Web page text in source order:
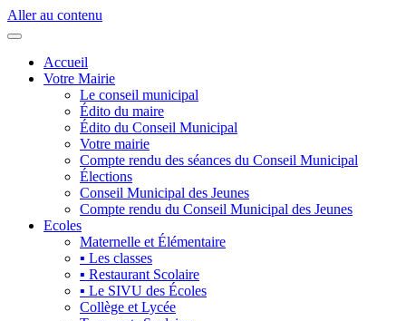
Aller au contenu
Accueil
Votre Mairie
Le conseil municipal
Édito du maire
Édito du Conseil Municipal
Votre mairie
Compte rendu des séances du Conseil Municipal
Élections
Conseil Municipal des Jeunes
Compte rendu du Conseil Municipal des Jeunes
Ecoles
Maternelle et Élémentaire
▪ Les classes
▪ Restaurant Scolaire
▪ Le SIVU des Écoles
Collège et Lycée